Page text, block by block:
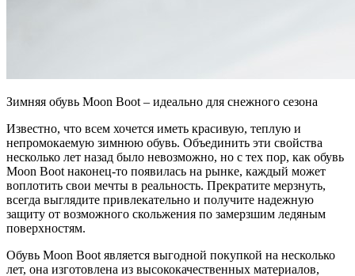
Зимняя обувь Moon Boot – идеально для снежного сезона
Известно, что всем хочется иметь красивую, теплую и
непромокаемую зимнюю обувь. Объединить эти свойства
несколько лет назад было невозможно, но с тех пор, как обувь
Moon Boot наконец-то появилась на рынке, каждый может
воплотить свои мечты в реальность. Прекратите мерзнуть,
всегда выглядите привлекательно и получите надежную
защиту от возможного скольжения по замерзшим ледяным
поверхностям.
Обувь Moon Boot является выгодной покупкой на несколько
лет, она изготовлена из высококачественных материалов,